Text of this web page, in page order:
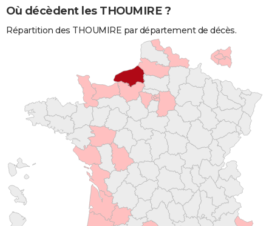
Où décèdent les THOUMIRE ?
Répartition des THOUMIRE par département de décès.